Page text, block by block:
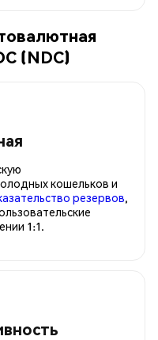
(NDC)
кошельков и
резервов,
1:1.